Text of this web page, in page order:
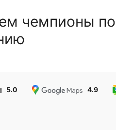
чемпионы
5.0 4.9